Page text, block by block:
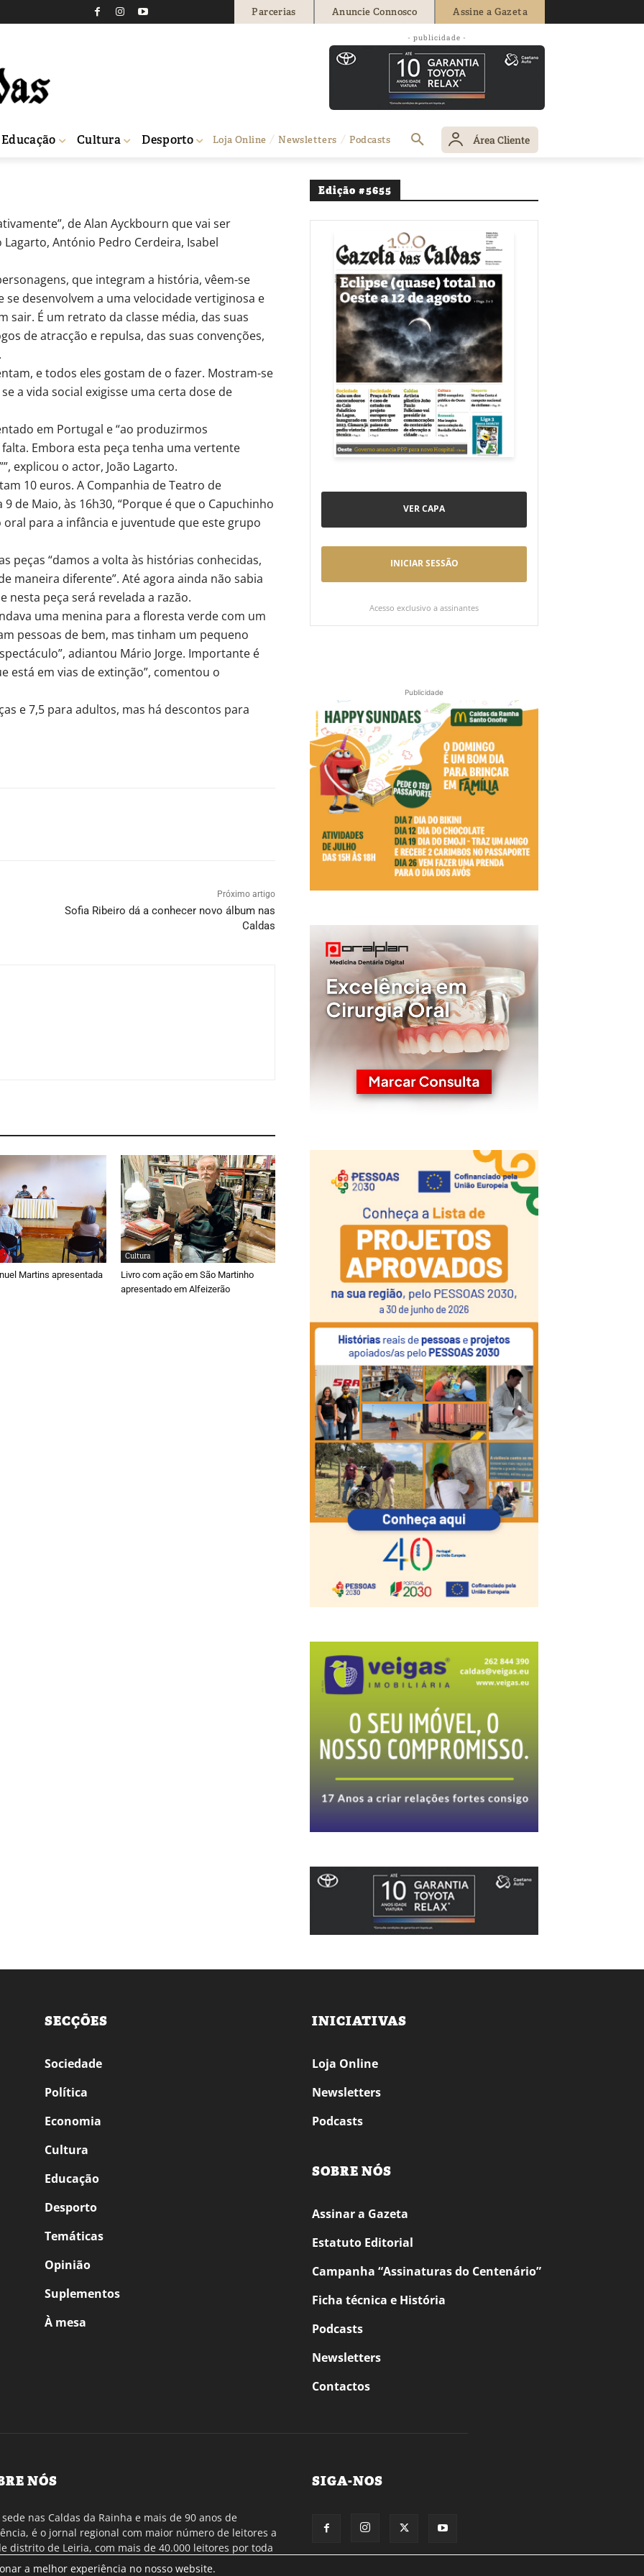
Parcerias Anuncie Connosco Assine a Gazeta
- publicidade -
Educação Cultura Desporto Loja Online Newsletters Podcasts Área Cliente
e crianças este fim-de-semana no
0
de Alan Ayckbourn que vai ser
António Pedro Cerdeira, Isabel
que integram a história, vêem-se
desenvolvem a uma velocidade vertiginosa e
sair. É um retrato da classe média, das suas
de atracção e repulsa, das suas convenções,
e todos eles gostam de o fazer. Mostram-se
a vida social exigisse uma certa dose de
em Portugal e “ao produzirmos
Embora esta peça tenha uma vertente
explicou o actor, João Lagarto.
10 euros. A Companhia de Teatro de
9 de Maio, às 16h30, “Porque é que o Capuchinho
para a infância e juventude que este grupo
peças “damos a volta às histórias conhecidas,
maneira diferente”. Até agora ainda não sabia
nesta peça será revelada a razão.
uma menina para a floresta verde com um
pessoas de bem, mas tinham um pequeno
adiantou Mário Jorge. Importante é
está em vias de extinção”, comentou o
e 7,5 para adultos, mas há descontos para
Próximo artigo
Sofia Ribeiro dá a conhecer novo álbum nas
Caldas
Martins apresentada
Cultura
Livro com ação em São Martinho
apresentado em Alfeizerão
Edição #5655
VER CAPA
INICIAR SESSÃO
Acesso exclusivo a assinantes
Publicidade
SECÇÕES
Sociedade
Política
Economia
Cultura
Educação
Desporto
Temáticas
Opinião
Suplementos
À mesa
INICIATIVAS
Loja Online
Newsletters
Podcasts
SOBRE NÓS
Assinar a Gazeta
Estatuto Editorial
Campanha “Assinaturas do Centenário”
Ficha técnica e História
Podcasts
Newsletters
Contactos
NÓS
sede nas Caldas da Rainha e mais de 90 anos de
é o jornal regional com maior número de leitores a
distrito de Leiria, com mais de 40.000 leitores por toda
Oeste. Jornal com distribuição em Portugal
SIGA-NOS
a melhor experiência no nosso website.